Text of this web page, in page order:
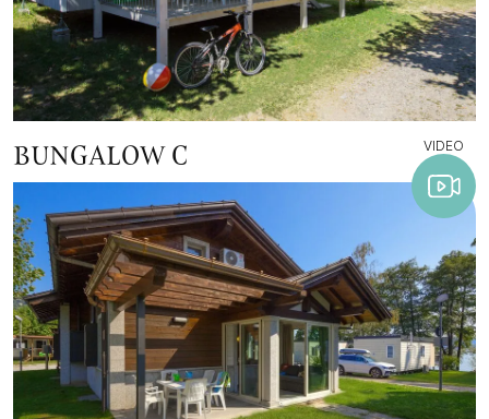
BUNGALOW C VIDEO